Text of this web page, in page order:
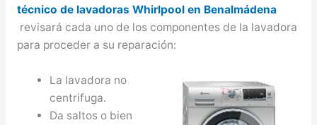
técnico de lavadoras Whirlpool en Benalmádena
revisará cada uno de los componentes de la lavadora
para proceder a su reparación:
La lavadora no
centrifuga.
Da saltos o bien